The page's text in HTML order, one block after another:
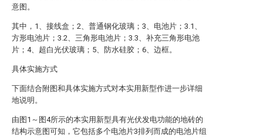
意图。
其中，1、接线盒；2、普通钢化玻璃；3、电池片；3.1、
方形电池片；3.2、三角形电池片；3.3、补充三角形电池
片；4、超白光伏玻璃；5、防水硅胶；6、边框。
具体实施方式
下面结合附图和具体实施方式对本实用新型作进一步详细
地说明。
由图1～图4所示的本实用新型具有光伏发电功能的地砖的
结构示意图可知，它包括多个电池片3排列而成的电池片组